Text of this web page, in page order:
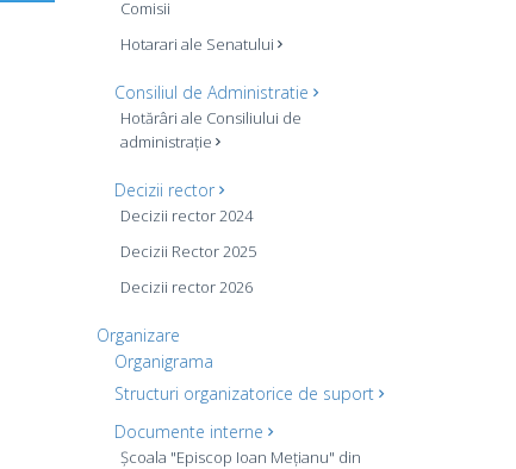
Comisii
Hotarari ale Senatului
Consiliul de Administratie
Hotărâri ale Consiliului de
administrație
Decizii rector
Decizii rector 2024
Decizii Rector 2025
Decizii rector 2026
Organizare
Organigrama
Structuri organizatorice de suport
Documente interne
Școala "Episcop Ioan Mețianu" din